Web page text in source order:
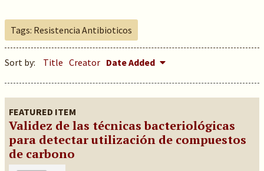
Tags: Resistencia Antibioticos
Sort by: Title Creator Date Added
FEATURED ITEM
Validez de las técnicas bacteriológicas
para detectar utilización de compuestos
de carbono